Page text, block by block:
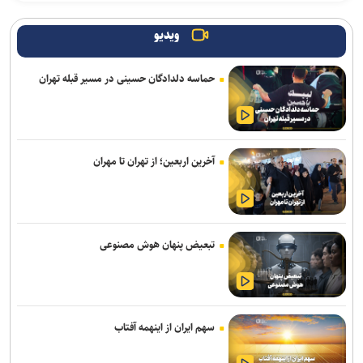
صدور هشدار زرد در برخی نقاط استان / تهرانی‌ها امروز منتظر وزش باد و
آسمان نیمه‌ابری باشند
ترافیک روان در محور‌های منتهی به مرز‌های اربعین / تردد روان در
محور‌های شمالی کشور
رگبار و رعدوبرق موقت در برخی نقاط مازندران و ارتفاعات البرز مرکزی
شارژ مرحله جدید کالابرگ از امروز برای سه دهک نخست
اتصال سامانه‌های وزارت جهادکشاورزی و نیرو برای مدیریت هوشمند
بهره‌برداری بهینه آب
اتوبوس در سراسر کشور به کار گرفته شد
از ابتدای اجرای طرح مهتاب ۱۹۴ هزار انشعاب غیر مجاز از شبکه برق
جمع آوری شد
ویدیو
حماسه دلدادگان حسینی در مسیر قبله تهران
آخرین اربعین؛ از تهران تا مهران
تبعیض پنهان هوش مصنوعی
سهم ایران از اینهمه آفتاب